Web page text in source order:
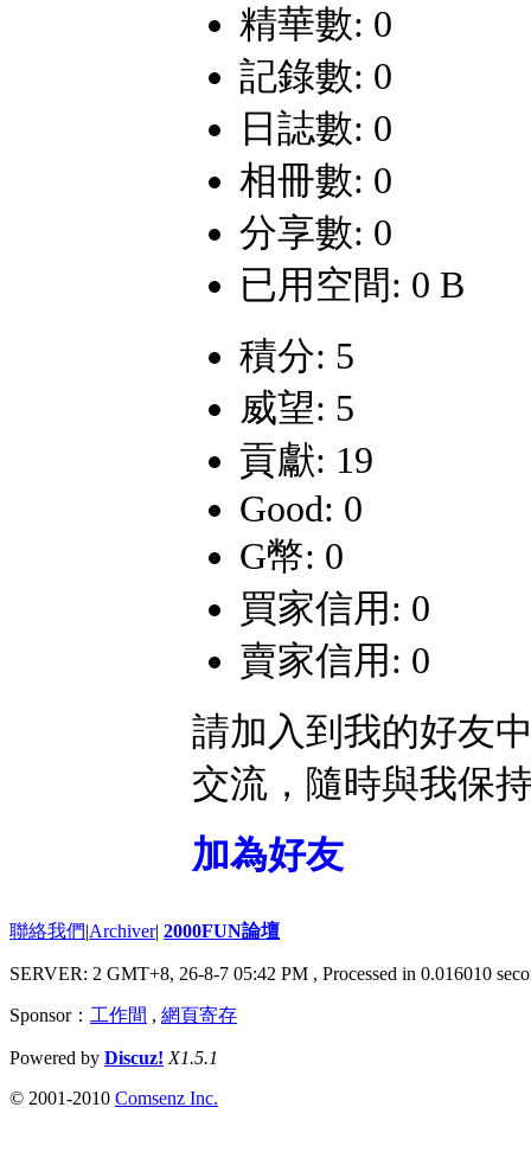
精華數: 0
記錄數: 0
日誌數: 0
相冊數: 0
分享數: 0
已用空間: 0 B
積分: 5
威望: 5
貢獻: 19
Good: 0
G幣: 0
買家信用: 0
賣家信用: 0
請加入到我的好友
交流，隨時與我保
加為好友
聯絡我們|Archiver| 2000FUN論壇
SERVER: 2 GMT+8, 26-8-7 05:42 PM , Processed in 0.016010
Sponsor： 工作間 , 網頁寄存
Powered by Discuz! X1.5.1
© 2001-2010 Comsenz Inc.